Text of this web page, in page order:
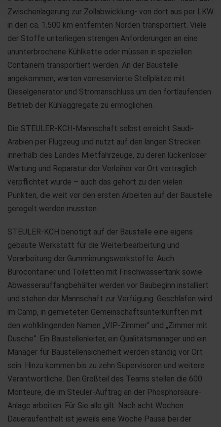
Zwischenlagerung zur Zollabwicklung- von dort aus per LKW
in den ca. 1.500 km entfernten Norden transportiert. Viele
der Stoffe unterliegen strengen Anforderungen an eine
ununterbrochene Kühlkette oder müssen in speziellen
Containern transportiert werden. An der Baustelle
angekommen, warten vorreservierte Stellplätze mit
Dieselgenerator und Stromanschluss um den fortlaufenden
Betrieb der Kühlaggregate zu ermöglichen.
Die STEULER-KCH-Mannschaft selbst erreicht Saudi-
Arabien per Flugzeug und nutzt auf den langen Strecken
innerhalb des Landes Mietfahrzeuge, zu deren lückenloser
Wartung und Reparatur der Verleiher vor Ort vertraglich
verpflichtet wurde – auch das gehört zu den vielen
Punkten, die weit vor den ersten Arbeiten auf der Baustelle
geregelt werden mussten.
STEULER-KCH benötigt auf der Baustelle eine eigens
gebaute Werkstatt für die Weiterbearbeitung und
Verarbeitung der Gummierungswerkstoffe. Auch
Bürocontainer und Toiletten mit Frischwassertank sowie
Abwasserauffangbehälter werden vor Baubeginn installiert
und stehen der Mannschaft zur Verfügung. Geschlafen wird
im Camp, in gemieteten Gemeinschaftsunterkünften mit
den wohlklingenden Namen „VIP-Zimmer“ und „Zimmer mit
Dusche“. Ein Baustellenleiter, ein Qualitätsmanager und ein
Manager für Baustellensicherheit werden ständig vor Ort
sein. Hinzu kommen bis zu zehn Supervisoren und weitere
Verantwortliche. Den Großteil des Teams stellen die 600
Monteure, die im Steuler-Auftrag an der Phosphorsäure-
Anlage arbeiten. Für Sie alle gilt: Nach acht Wochen
Daueraufenthalt ist jeweils eine Woche Pause bei der